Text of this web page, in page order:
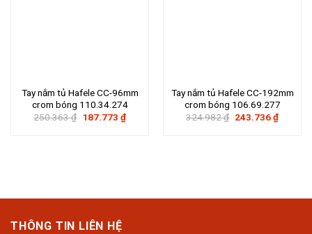
Tay nắm tủ Hafele CC-96mm
crom bóng 110.34.274
250.363₫ Giá
187.773 ₫Giá
hiện
Tay nắm tủ Hafele CC-192mm
crom bóng 106.69.277
324.982₫ Giá
243.736₫Giá
hiện
THÔNG TIN LIÊN HỆ